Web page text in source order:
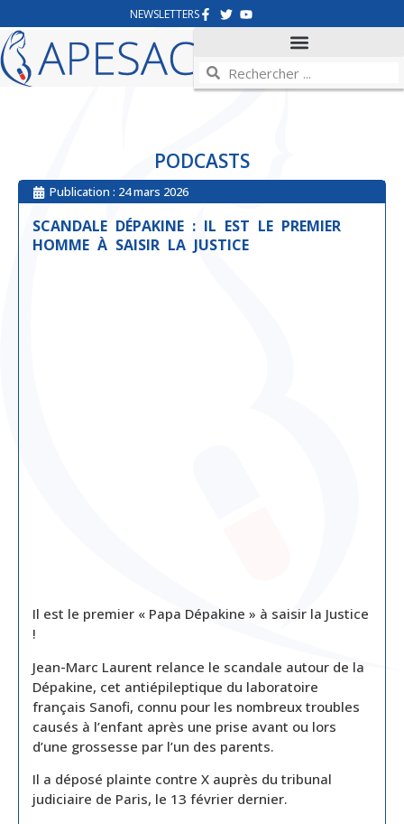
NEWSLETTERS
PODCASTS
Publication : 24 mars 2026
SCANDALE DÉPAKINE : IL EST LE PREMIER
HOMME À SAISIR LA JUSTICE
Il est le premier « Papa Dépakine » à saisir la Justice
!
Jean-Marc Laurent relance le scandale autour de la
Dépakine, cet antiépileptique du laboratoire
français Sanofi, connu pour les nombreux troubles
causés à l’enfant après une prise avant ou lors
d’une grossesse par l’un des parents.
Il a déposé plainte contre X auprès du tribunal
judiciaire de Paris, le 13 février dernier.